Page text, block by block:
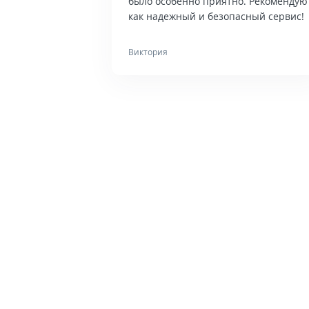
как надежный и безопасный сервис!
Виктория